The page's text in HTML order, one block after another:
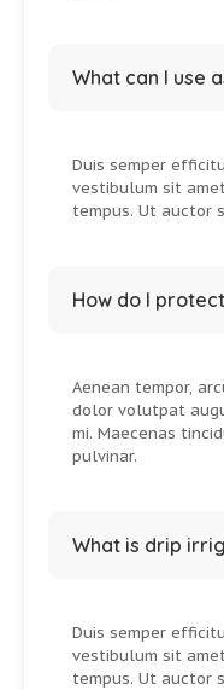
What can I use
Duis semper
vestibulum sit
tempus. Ut auctor
How do I
Aenean tempor,
dolor volutpat
mi. Maecenas
pulvinar.
What is drip
Duis semper
vestibulum sit
tempus. Ut auctor